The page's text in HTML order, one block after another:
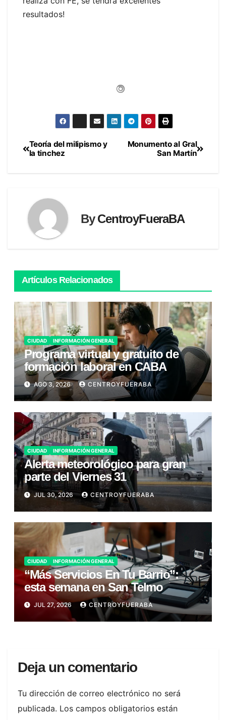
resultados!
Navegación
Monumento al Gral
San Martín
Teoría del milipismo y
la tinchez
ByCentroyFueraBA
Artículos Relacionados
CIUDAD INFORMACIÓN GENERAL
Programa virtual y gratuito de
formación laboral en CABA
AGO 3, 2026 CENTROYFUERABA
CIUDAD INFORMACIÓN GENERAL
Alerta meteorológico para gran
parte del Viernes 31
JUL 30, 2026 CENTROYFUERABA
CIUDAD INFORMACIÓN GENERAL
“Más Servicios En Tu Barrio”:
esta semana en San Telmo
JUL 27, 2026 CENTROYFUERABA
Deja un comentario
Tu dirección de correo electrónico no será
publicada. Los campos obligatorios están